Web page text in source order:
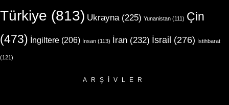
Türkiye (813) Ukrayna(225) Yunanistan (111) Çin
(473) İngiltere (206) İnsan (113) İran (232) İsrail (276) İstihbarat
(121)
ARŞIVLER